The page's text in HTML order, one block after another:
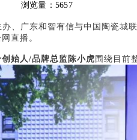
浏览量：5657
、广东和智有信与中国陶瓷城
直播。
始人/品牌总监陈小虎 围绕目前